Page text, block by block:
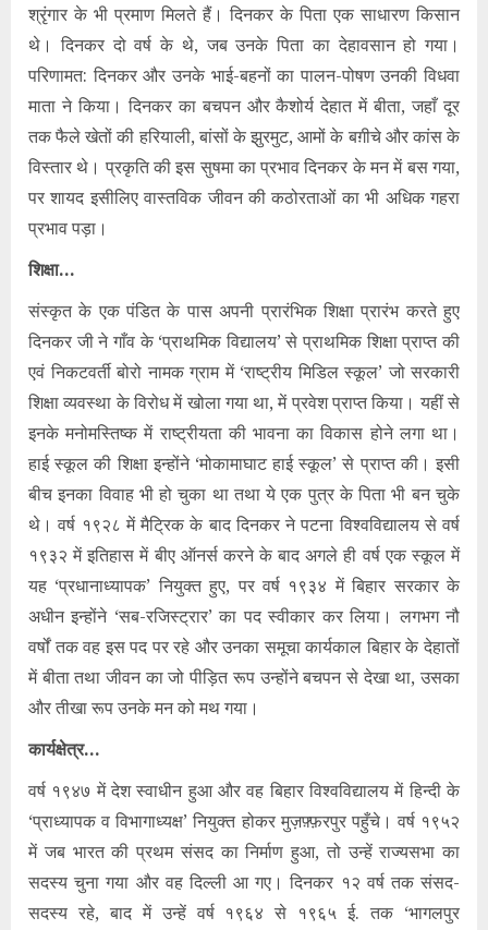
श्रृंगार के भी प्रमाण मिलते हैं। दिनकर के पिता एक साधारण किसान
थे। दिनकर दो वर्ष के थे, जब उनके पिता का देहावसान हो गया।
परिणामत: दिनकर और उनके भाई-बहनों का पालन-पोषण उनकी विधवा
माता ने किया। दिनकर का बचपन और कैशोर्य देहात में बीता, जहाँ दूर
तक फैले खेतों की हरियाली, बांसों के झुरमुट, आमों के बग़ीचे और कांस के
विस्तार थे। प्रकृति की इस सुषमा का प्रभाव दिनकर के मन में बस गया,
पर शायद इसीलिए वास्तविक जीवन की कठोरताओं का भी अधिक गहरा
प्रभाव पड़ा।
शिक्षा…
संस्कृत के एक पंडित के पास अपनी प्रारंभिक शिक्षा प्रारंभ करते हुए
दिनकर जी ने गाँव के ‘प्राथमिक विद्यालय’ से प्राथमिक शिक्षा प्राप्त की
एवं निकटवर्ती बोरो नामक ग्राम में ‘राष्ट्रीय मिडिल स्कूल’ जो सरकारी
शिक्षा व्यवस्था के विरोध में खोला गया था, में प्रवेश प्राप्त किया। यहीं से
इनके मनोमस्तिष्क में राष्ट्रीयता की भावना का विकास होने लगा था।
हाई स्कूल की शिक्षा इन्होंने ‘मोकामाघाट हाई स्कूल’ से प्राप्त की। इसी
बीच इनका विवाह भी हो चुका था तथा ये एक पुत्र के पिता भी बन चुके
थे। वर्ष १९२८ में मैट्रिक के बाद दिनकर ने पटना विश्वविद्यालय से वर्ष
१९३२ में इतिहास में बीए ऑनर्स करने के बाद अगले ही वर्ष एक स्कूल में
यह ‘प्रधानाध्यापक’ नियुक्त हुए, पर वर्ष १९३४ में बिहार सरकार के
अधीन इन्होंने ‘सब-रजिस्ट्रार’ का पद स्वीकार कर लिया। लगभग नौ
वर्षों तक वह इस पद पर रहे और उनका समूचा कार्यकाल बिहार के देहातों
में बीता तथा जीवन का जो पीड़ित रूप उन्होंने बचपन से देखा था, उसका
और तीखा रूप उनके मन को मथ गया।
कार्यक्षेत्र…
वर्ष १९४७ में देश स्वाधीन हुआ और वह बिहार विश्वविद्यालय में हिन्दी के
‘प्राध्यापक व विभागाध्यक्ष’ नियुक्त होकर मुज़फ़्फ़रपुर पहुँचे। वर्ष १९५२
में जब भारत की प्रथम संसद का निर्माण हुआ, तो उन्हें राज्यसभा का
सदस्य चुना गया और वह दिल्ली आ गए। दिनकर १२ वर्ष तक संसद-
सदस्य रहे, बाद में उन्हें वर्ष १९६४ से १९६५ ई. तक ‘भागलपुर